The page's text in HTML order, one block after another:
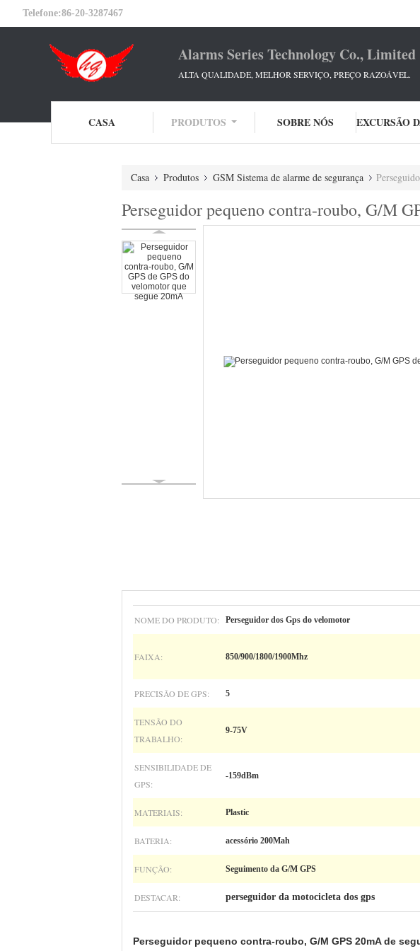
Telefone:86-20-3287467
Alarms Series Technology Co., Limited
ALTA QUALIDADE, MELHOR SERVIÇO, PREÇO RAZOÁVEL.
CASA PRODUTOS SOBRE NÓS
Casa Produtos GSM Sistema de alarme de segurança
Perseguidor pequeno contra-roubo, G/M
NOME DO PRODUTO: Perseguidor dos Gps do velomotor
FAIXA: 850/900/1800/1900Mhz
PRECISÃO DE GPS: 5
TENSÃO DO
TRABALHO:
9-75V
SENSIBILIDADE DE
GPS:
-159dBm
MATERIAIS: Plastic
BATERIA: acessório 200Mah
FUNÇÃO: Seguimento da G/M GPS
DESTACAR: perseguidor da motocicleta dos gps
Perseguidor pequeno contra-roubo, G/M GPS 20mA de